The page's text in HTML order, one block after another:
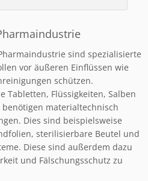
sind spezialisierte
vor äußeren Einflüssen wie
schützen.
Tabletten, Flüssigkeiten, Salben
materialtechnisch
Dies sind beispielsweise
sterilisierbare Beutel und
Diese sind außerdem dazu
und Fälschungsschutz zu